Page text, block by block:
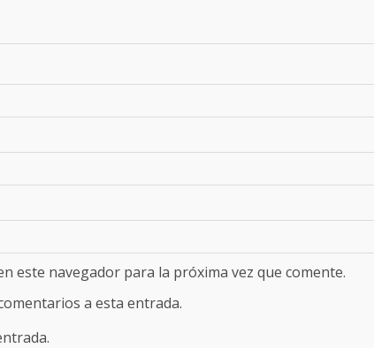
este navegador para la próxima vez que comente.
a esta entrada.